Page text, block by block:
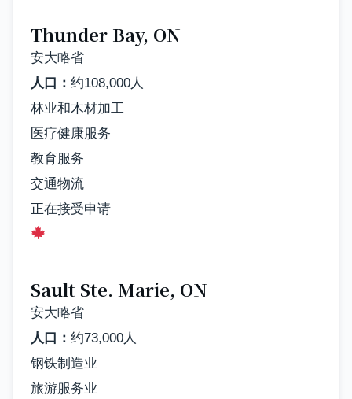
Thunder Bay, ON
安大略省
人口： 约108,000人
林业和木材加工
医疗健康服务
教育服务
交通物流
正在接受申请
Sault Ste. Marie, ON
安大略省
人口： 约73,000人
钢铁制造业
旅游服务业